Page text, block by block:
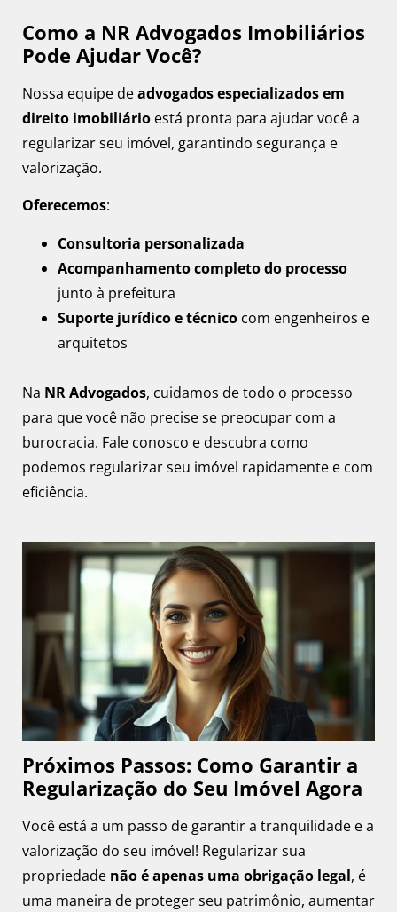
Como a NR Advogados Imobiliários
Pode Ajudar Você?
Nossa equipe deadvogados especializados em
direito imobiliário está pronta para ajudar você a
regularizar seu imóvel, garantindo segurança e
valorização.
Oferecemos:
Consultoria personalizada
Acompanhamento completo do processo
junto à prefeitura
Suporte jurídico e técnico com engenheiros e
arquitetos
Na NR Advogados, cuidamos de todo o processo
para que você não precise se preocupar com a
burocracia. Fale conosco e descubra como
podemos regularizar seu imóvel rapidamente e com
eficiência.
Próximos Passos: Como Garantir a
Regularização do Seu Imóvel Agora
Você está a um passo de garantir a tranquilidade e a
valorização do seu imóvel! Regularizar sua
propriedade não é apenas uma obrigação legal, é
uma maneira de proteger seu patrimônio, aumentar